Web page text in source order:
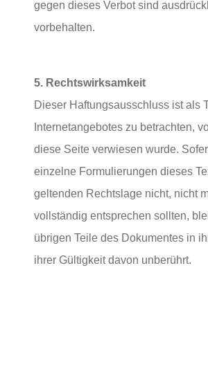
gegen dieses Verbot sind
vorbehalten.
5. Rechtswirksamkeit
Dieser Haftungsausschluss ist als
Internetangebotes zu betrachten,
diese Seite verwiesen wurde.
einzelne Formulierungen dieses
geltenden Rechtslage nicht, nicht
vollständig entsprechen sollten,
übrigen Teile des Dokumentes in
ihrer Gültigkeit davon unberührt.